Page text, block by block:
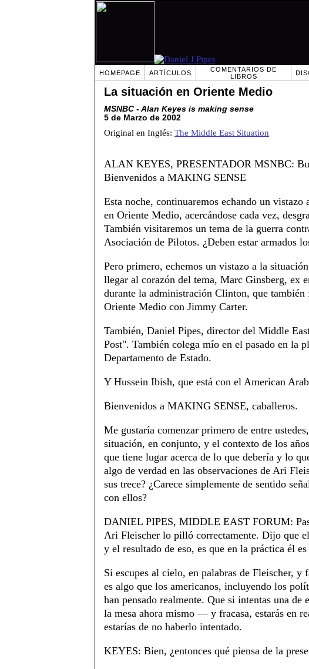
HOMEPAGE ARTÍCULOS
COMENTARIOS DE
LIBROS
La situación en Oriente Medio
MSNBC - Alan Keyes is making sense
5 de Marzo de 2002
Original en Inglés: The Middle East Situation
ALAN KEYES, PRESENTADOR MSNBC:
Bienvenidos a MAKING SENSE
Esta noche, continuaremos echando un vistazo
en Oriente Medio, acercándose cada vez,
También visitaremos un tema de la guerra
Asociación de Pilotos. ¿Deben estar armados
Pero primero, echemos un vistazo a la
llegar al corazón del tema, Marc Ginsberg, ex
durante la administración Clinton, que
Oriente Medio con Jimmy Carter.
También, Daniel Pipes, director del Middle
Post". También colega mío en el pasado en la
Departamento de Estado.
Y Hussein Ibish, que está con el American
Bienvenidos a MAKING SENSE, caballeros.
Me gustaría comenzar primero de entre
situación, en conjunto, y el contexto de los
que tiene lugar acerca de lo que debería y lo
algo de verdad en las observaciones de Ari
sus trece? ¿Carece simplemente de sentido
con ellos?
DANIEL PIPES, MIDDLE EAST FORUM:
Ari Fleischer lo pilló correctamente. Dijo que
y el resultado de eso, es que en la práctica él
Si escupes al cielo, en palabras de Fleischer, y
es algo que los americanos, incluyendo los
han pensado realmente. Que si intentas una de
la mesa ahora mismo — y fracasa, estarás en
estarías de no haberlo intentado.
KEYES: Bien, ¿entonces qué piensa de la